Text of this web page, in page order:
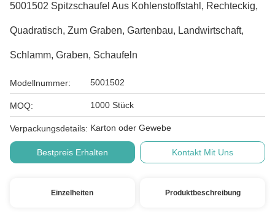
5001502 Spitzschaufel Aus Kohlenstoffstahl, Rechteckig,
Quadratisch, Zum Graben, Gartenbau, Landwirtschaft,
Schlamm, Graben, Schaufeln
Modellnummer: 5001502
MOQ: 1000 Stück
Verpackungsdetails: Karton oder Gewebe
Bestpreis Erhalten Kontakt Mit Uns
Einzelheiten Produktbeschreibung